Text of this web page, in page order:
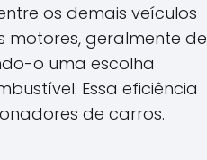
os demais veículos
motores, geralmente de
o uma escolha
Essa eficiência
de carros.